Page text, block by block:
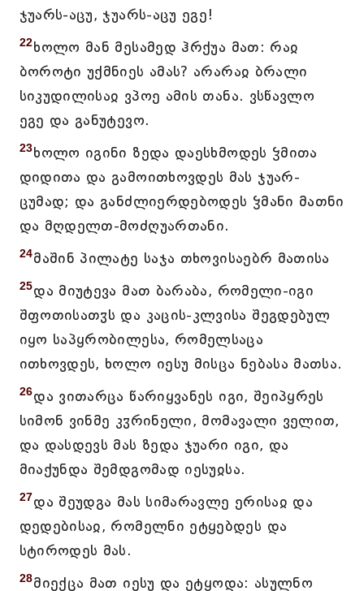
ჯუარს-აცუ, ჯუარს-აცუ ეგე!
22ხოლო მან მესამედ ჰრქუა მათ: რაჲ
ბოროტი უქმნიეს ამას? არარაჲ ბრალი
სიკუდილისაჲ ვპოე ამის თანა. ვსწავლო
ეგე და განუტევო.
23ხოლო იგინი ზედა დაესხმოდეს ჴმითა
დიდითა და გამოითხოვდეს მას ჯუარ-
ცუმად; და განძლიერდებოდეს ჴმანი მათნი
და მღდელთ-მოძღუართანი.
24მაშინ პილატე საჯა თხოვისაებრ მათისა
25და მიუტევა მათ ბარაბა, რომელი-იგი
შფოთისათჳს და კაცის-კლვისა შეგდებულ
იყო საპყრობილესა, რომელსაცა
ითხოვდეს, ხოლო იესუ მისცა ნებასა მათსა.
26და ვითარცა წარიყვანეს იგი, შეიპყრეს
სიმონ ვინმე კჳრინელი, მომავალი ველით,
და დასდევს მას ზედა ჯუარი იგი, და
მიაქუნდა შემდგომად იესუჲსა.
27და შეუდგა მას სიმარავლე ერისაჲ და
დედებისაჲ, რომელნი ეტყებდეს და
სტიროდეს მას.
28მიექცა მათ იესუ და ეტყოდა: ასულნო